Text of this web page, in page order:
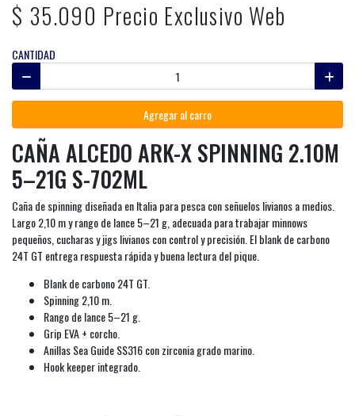
$ 35.090 Precio Exclusivo Web
CANTIDAD
Agregar al carro
CAÑA ALCEDO ARK-X SPINNING 2.10M
5–21G S-702ML
Caña de spinning diseñada en Italia para pesca con señuelos livianos a medios.
Largo 2,10 m y rango de lance 5–21 g, adecuada para trabajar minnows
pequeños, cucharas y jigs livianos con control y precisión. El blank de carbono
24T GT entrega respuesta rápida y buena lectura del pique.
Blank de carbono 24T GT.
Spinning 2,10 m.
Rango de lance 5–21 g.
Grip EVA + corcho.
Anillas Sea Guide SS316 con zirconia grado marino.
Hook keeper integrado.